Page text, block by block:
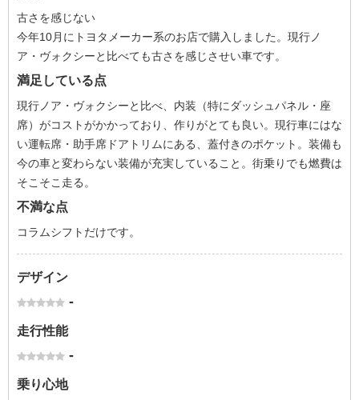
古さを感じない
今年10月にトヨタメーカー系のお店で購入しました。現行ノ
ア・ヴォクシーと比べても古さを感じさせい車です。
満足している点
現行ノア・ヴォクシーと比べ、内装（特にダッシュパネル・座
席）がコストがかかっており、作りがとても良い。現行車にはな
い運転席・助手席ドアトリムにある、蓋付きのポケット。装備も
今の車と変わらない装備が充実していること。街乗りでも燃費は
そこそこ走る。
不満な点
コラムシフトだけです。
デザイン
-
走行性能
-
乗り心地